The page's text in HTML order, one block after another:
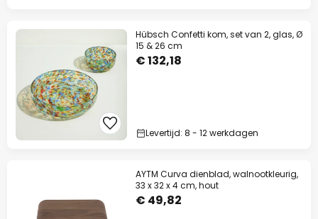
Hübsch Confetti kom, set van 2, glas, Ø
15 & 26 cm
€ 132,18
Levertijd: 8 - 12 werkdagen
AYTM Curva dienblad, walnootkleurig,
33 x 32 x 4 cm, hout
€ 49,82